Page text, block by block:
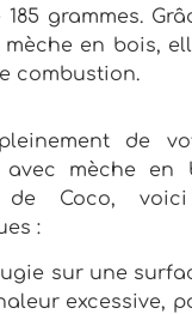
grammes.
en bois,
combustion.
de
avec mèche en
Coco, voici
:
sur une
excessive,